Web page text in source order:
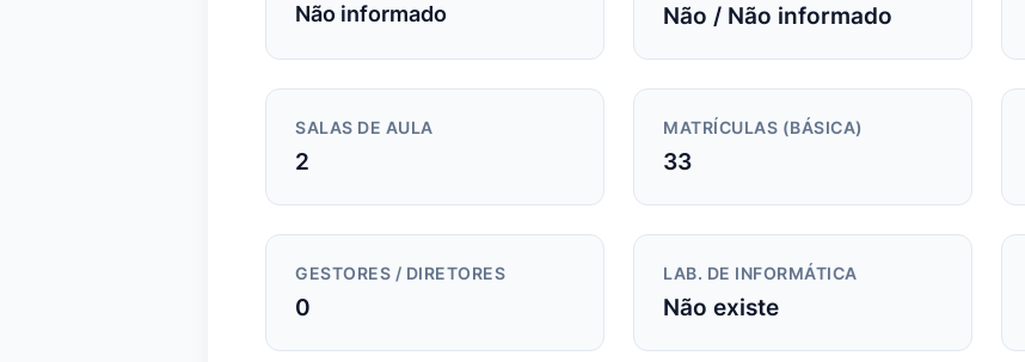
Não informado Não / Não informado
SALAS DE AULA
2
MATRÍCULAS (BÁSICA)
33
GESTORES / DIRETORES
0
LAB. DE INFORMÁTICA
Não existe